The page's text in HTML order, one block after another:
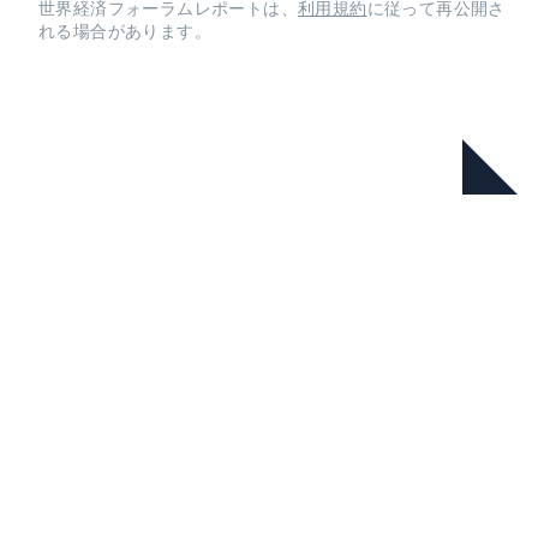
世界経済フォーラムレポートは、 利用規約に従って再公開さ
れる場合があります。